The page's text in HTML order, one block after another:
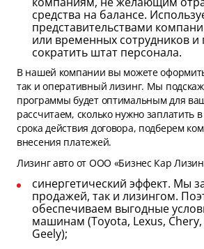
средства на балансе.
представительствами
или временных сотрудников и
сократить штат персонала.
В нашей компании вы можете
так и оперативный лизинг. Мы
программы будет оптимальным для
рассчитаем, сколько нужно заплатить
срока действия договора, подберем
внесения платежей.
Лизинг авто от ООО «Бизнес Кар
синергетический эффект. Мы
продажей, так и лизингом.
обеспечиваем выгодные
машинам (Toyota, Lexus, Chery,
Geely);